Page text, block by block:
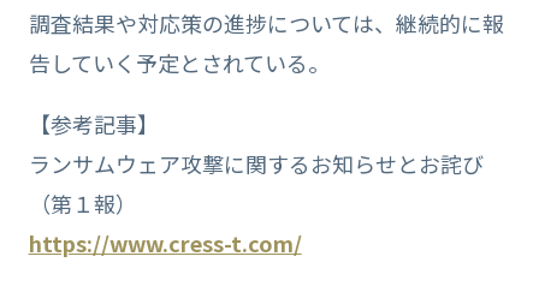
調査結果や対応策の進捗については、継続的に報
告していく予定とされている。
【参考記事】
ランサムウェア攻撃に関するお知らせとお詫び
（第１報）
https://www.cress-t.com/